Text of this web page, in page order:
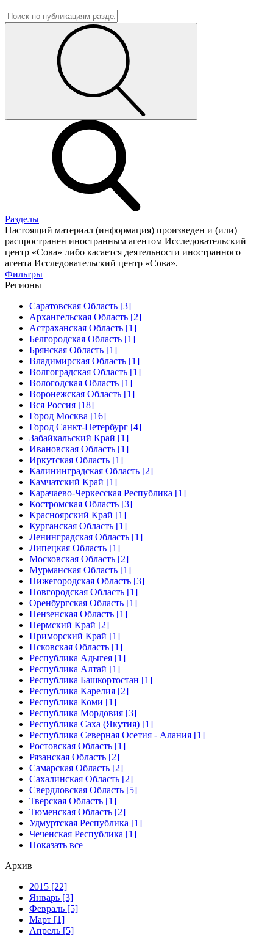
Разделы
Настоящий материал (информация) произведен и (или)
распространен иностранным агентом Исследовательский
центр «Сова» либо касается деятельности иностранного
агента Исследовательский центр «Сова».
Фильтры
Регионы
Саратовская Область [3]
Архангельская Область [2]
Астраханская Область [1]
Белгородская Область [1]
Брянская Область [1]
Владимирская Область [1]
Волгоградская Область [1]
Вологодская Область [1]
Воронежская Область [1]
Вся Россия [18]
Город Москва [16]
Город Санкт-Петербург [4]
Забайкальский Край [1]
Ивановская Область [1]
Иркутская Область [1]
Калининградская Область [2]
Камчатский Край [1]
Карачаево-Черкесская Республика [1]
Костромская Область [3]
Красноярский Край [1]
Курганская Область [1]
Ленинградская Область [1]
Липецкая Область [1]
Московская Область [2]
Мурманская Область [1]
Нижегородская Область [3]
Новгородская Область [1]
Оренбургская Область [1]
Пензенская Область [1]
Пермский Край [2]
Приморский Край [1]
Псковская Область [1]
Республика Адыгея [1]
Республика Алтай [1]
Республика Башкортостан [1]
Республика Карелия [2]
Республика Коми [1]
Республика Мордовия [3]
Республика Саха (Якутия) [1]
Республика Северная Осетия - Алания [1]
Ростовская Область [1]
Рязанская Область [2]
Самарская Область [2]
Сахалинская Область [2]
Свердловская Область [5]
Тверская Область [1]
Тюменская Область [2]
Удмуртская Республика [1]
Чеченская Республика [1]
Показать все
Архив
2015 [22]
Январь [3]
Февраль [5]
Март [1]
Апрель [5]